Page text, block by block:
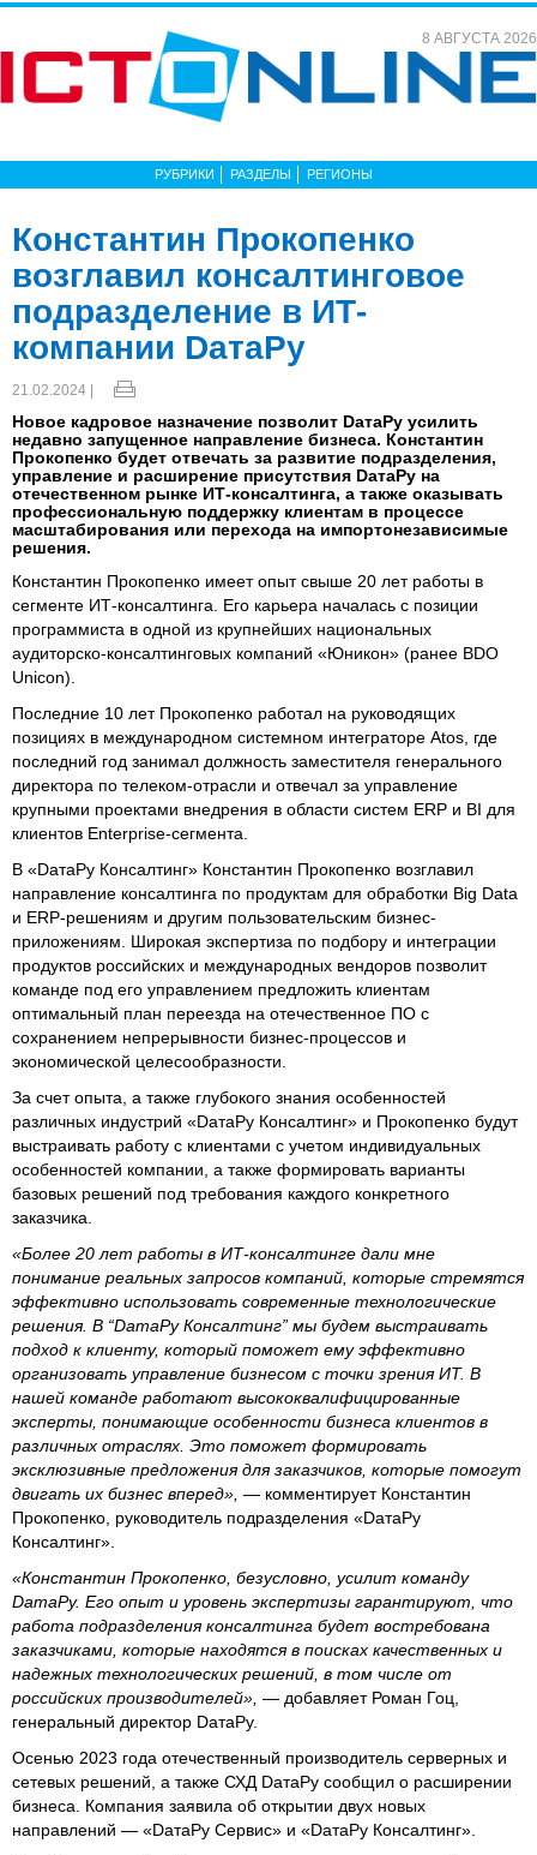
8 АВГУСТА 2026
РУБРИКИ РАЗДЕЛЫ РЕГИОНЫ
Константин Прокопенко
возглавил консалтинговое
подразделение в ИТ-
компании DатаРу
21.02.2024 |
Новое кадровое назначение позволит DатаРу усилить
недавно запущенное направление бизнеса. Константин
Прокопенко будет отвечать за развитие подразделения,
управление и расширение присутствия DатаРу на
отечественном рынке ИТ-консалтинга, а также оказывать
профессиональную поддержку клиентам в процессе
масштабирования или перехода на импортонезависимые
решения.
Константин Прокопенко имеет опыт свыше 20 лет работы в
сегменте ИТ-консалтинга. Его карьера началась с позиции
программиста в одной из крупнейших национальных
аудиторско-консалтинговых компаний «Юникон» (ранее BDO
Unicon).
Последние 10 лет Прокопенко работал на руководящих
позициях в международном системном интеграторе Atos, где
последний год занимал должность заместителя генерального
директора по телеком-отрасли и отвечал за управление
крупными проектами внедрения в области систем ERP и BI для
клиентов Enterprise-сегмента.
В «DатаРу Консалтинг» Константин Прокопенко возглавил
направление консалтинга по продуктам для обработки Big Data
и ERP-решениям и другим пользовательским бизнес-
приложениям. Широкая экспертиза по подбору и интеграции
продуктов российских и международных вендоров позволит
команде под его управлением предложить клиентам
оптимальный план переезда на отечественное ПО с
сохранением непрерывности бизнес-процессов и
экономической целесообразности.
За счет опыта, а также глубокого знания особенностей
различных индустрий «DатаРу Консалтинг» и Прокопенко будут
выстраивать работу с клиентами с учетом индивидуальных
особенностей компании, а также формировать варианты
базовых решений под требования каждого конкретного
заказчика.
«Более 20 лет работы в ИТ-консалтинге дали мне
понимание реальных запросов компаний, которые стремятся
эффективно использовать современные технологические
решения. В “DатаРу Консалтинг” мы будем выстраивать
подход к клиенту, который поможет ему эффективно
организовать управление бизнесом с точки зрения ИТ. В
нашей команде работают высококвалифицированные
эксперты, понимающие особенности бизнеса клиентов в
различных отраслях. Это поможет формировать
эксклюзивные предложения для заказчиков, которые помогут
двигать их бизнес вперед», — комментирует Константин
Прокопенко, руководитель подразделения «DатаРу
Консалтинг».
«Константин Прокопенко, безусловно, усилит команду
DатаРу. Его опыт и уровень экспертизы гарантируют, что
работа подразделения консалтинга будет востребована
заказчиками, которые находятся в поисках качественных и
надежных технологических решений, в том числе от
российских производителей», — добавляет Роман Гоц,
генеральный директор DатаРу.
Осенью 2023 года отечественный производитель серверных и
сетевых решений, а также СХД DатаРу сообщил о расширении
бизнеса. Компания заявила об открытии двух новых
направлений — «DатаРу Сервис» и «DатаРу Консалтинг».